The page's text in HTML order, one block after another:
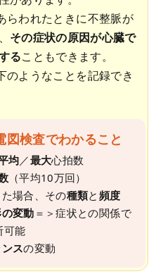
らわれたときに不整脈が
その症状の原因が心臓で
ることもできます。
のようなことを記録でき
図検査でわかること
均／最大心拍数
（平均10万回）
場合、その種類と 頻度
変動＝＞症状との関係で
可能
スの変動